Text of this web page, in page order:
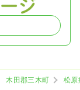
木田郡三木町
松原